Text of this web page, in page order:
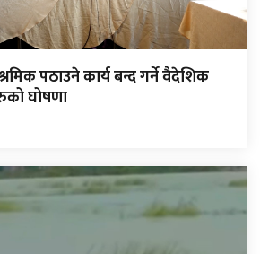
पठाउने कार्य बन्द गर्ने वैदेशिक
घोषणा